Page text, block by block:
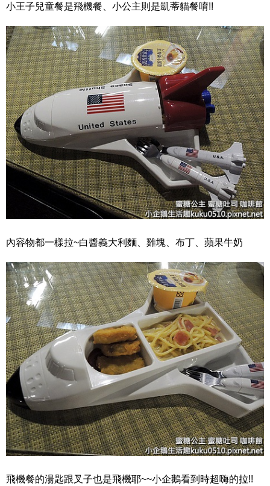
小王子兒童餐是飛機餐、小公主則是凱蒂貓餐唷!!
內容物都一樣拉~白醬義大利麵、雞塊、布丁、蘋果牛奶
飛機餐的湯匙跟叉子也是飛機耶~~小企鵝看到時超嗨的拉!!